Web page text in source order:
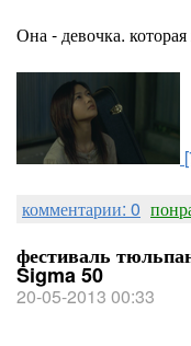
Она - девочка.
комментарии: 0
фестиваль
Sigma 50
20-05-2013 00:33